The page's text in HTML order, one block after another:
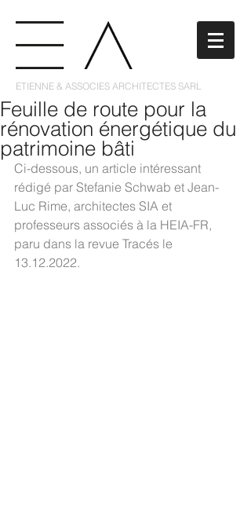
ETIENNE & ASSOCIES ARCHITECTES SARL
Feuille de route pour la
rénovation énergétique du
patrimoine bâti
Ci-dessous, un article intéressant
rédigé par Stefanie Schwab et Jean-
Luc Rime, architectes SIA et
professeurs associés à la HEIA-FR,
paru dans la revue Tracés le
13.12.2022.